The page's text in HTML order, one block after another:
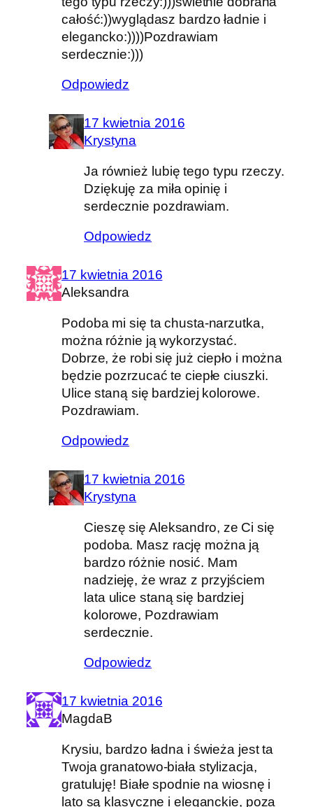
całość:))wyglądasz bardzo ładnie i
elegancko:))))Pozdrawiam
serdecznie:)))
Odpowiedz
17 kwietnia 2016
Krystyna
Ja również lubię tego typu rzeczy.
Dziękuję za miła opinię i
serdecznie pozdrawiam.
Odpowiedz
17 kwietnia 2016
Aleksandra
Podoba mi się ta chusta-narzutka,
można różnie ją wykorzystać.
Dobrze, że robi się już ciepło i można
będzie pozrzucać te ciepłe ciuszki.
Ulice staną się bardziej kolorowe.
Pozdrawiam.
Odpowiedz
17 kwietnia 2016
Krystyna
Cieszę się Aleksandro, ze Ci się
podoba. Masz rację można ją
bardzo różnie nosić. Mam
nadzieję, że wraz z przyjściem
lata ulice staną się bardziej
kolorowe, Pozdrawiam
serdecznie.
Odpowiedz
17 kwietnia 2016
MagdaB
Krysiu, bardzo ładna i świeża jest ta
Twoja granatowo-biała stylizacja,
gratuluję! Białe spodnie na wiosnę i
lato są klasyczne i eleganckie, poza